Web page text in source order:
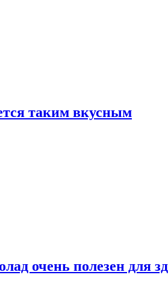
таким вкусным
очень полезен для